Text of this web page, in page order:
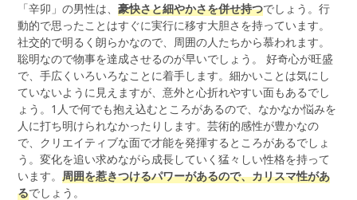
「辛卯」の男性は、豪快さと細やかさを併せ持つでしょう。行
動的で思ったことはすぐに実行に移す大胆さを持っています。
社交的で明るく朗らかなので、周囲の人たちから慕われます。
聡明なので物事を達成させるのが早いでしょう。 好奇心が旺盛
で、手広くいろいろなことに着手します。細かいことは気にし
ていないように見えますが、意外と心折れやすい面もあるでし
ょう。1人で何でも抱え込むところがあるので、なかなか悩みを
人に打ち明けられなかったりします。芸術的感性が豊かなの
で、クリエイティブな面で才能を発揮するところがあるでしょ
う。変化を追い求めながら成長していく猛々しい性格を持って
います。周囲を惹きつけるパワーがあるので、カリスマ性があ
るでしょう。